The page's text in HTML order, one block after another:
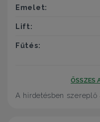
Emelet:
Lift:
Fűtés:
ÖSSZES
A hirdetésben szereplő